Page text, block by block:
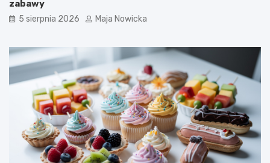
zabawy
5 sierpnia 2026 Maja Nowicka